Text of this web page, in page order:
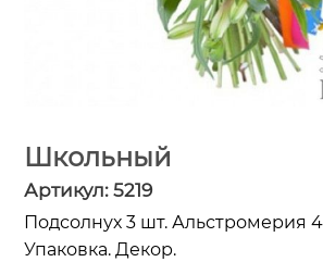
Школьный
Артикул:5219
Подсолнух 3 шт. Альстромерия
Упаковка. Декор.